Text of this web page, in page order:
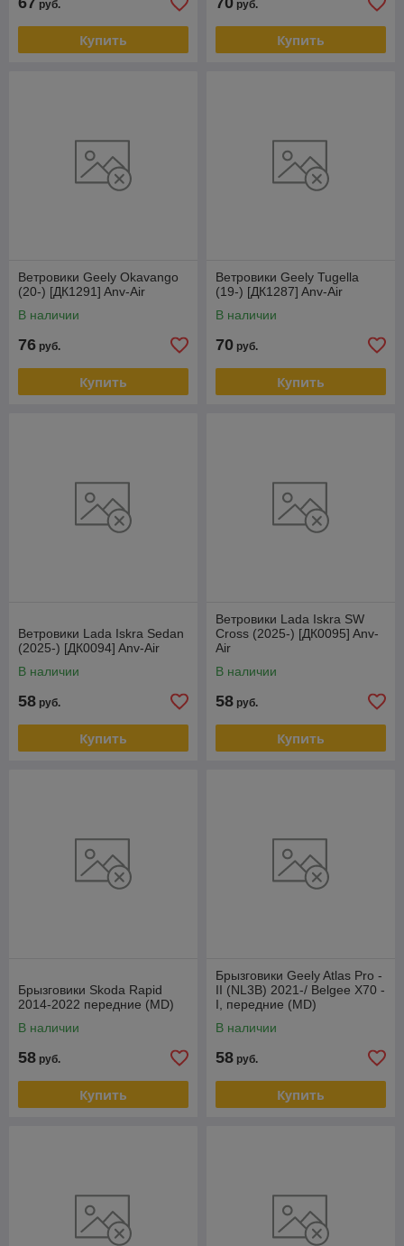
руб.
Купить
руб.
Купить
Ветровики Geely Okavango
(20-) [ДК1291] Anv-Air
В наличии
76 руб.
Купить
Ветровики Geely Tugella
(19-) [ДК1287] Anv-Air
В наличии
70 руб.
Купить
Ветровики Lada Iskra Sedan
(2025-) [ДК0094] Anv-Air
В наличии
58 руб.
Купить
Ветровики Lada Iskra SW
Cross (2025-) [ДК0095] Anv-
Air
В наличии
58 руб.
Купить
Брызговики Skoda Rapid
2014-2022 передние (MD)
В наличии
58 руб.
Купить
Брызговики Geely Atlas Pro -
II (NL3B) 2021-/ Belgee X70 -
I, передние (MD)
В наличии
58 руб.
Купить